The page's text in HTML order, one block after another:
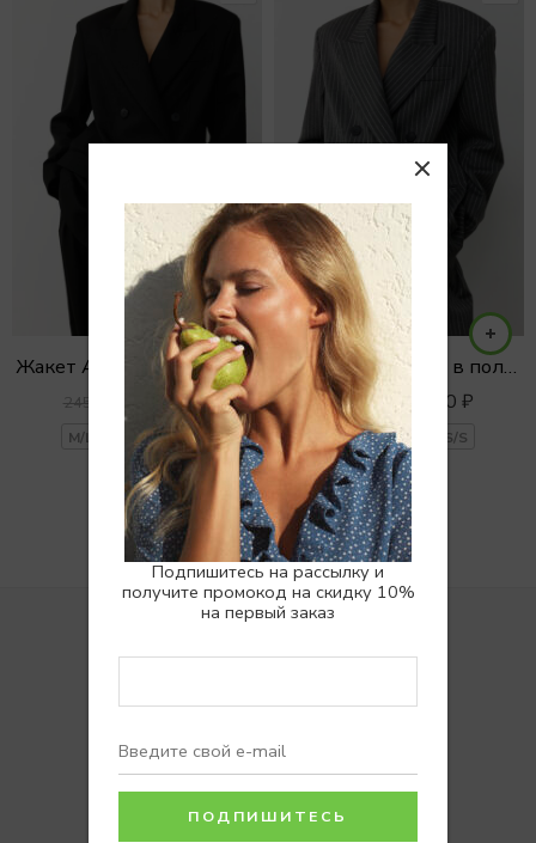
Подпишитесь на рассылку и
получите промокод на скидку 10%
на первый заказ
Жакет ACADEMIA BLACK
24500 16900₽
M/L S/M XS/S
Жакет ACADEMIA в полоску
24500 16900 ₽
M/L S/M XS/S
Доставка
Возврат